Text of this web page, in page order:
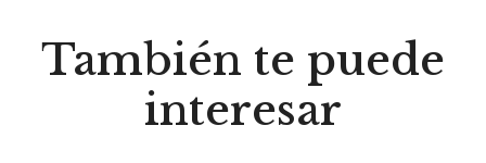
También te puede
interesar